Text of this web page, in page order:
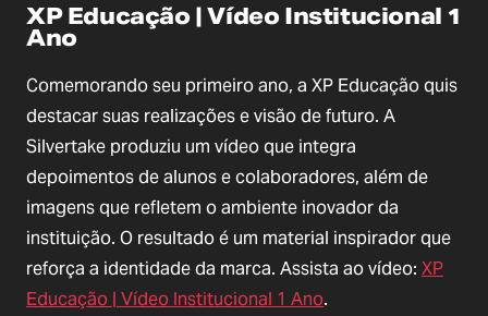
XP Educação | Vídeo Institucional 1
Ano
Comemorando seu primeiro ano, a XP Educação quis
destacar suas realizações e visão de futuro. A
Silvertake produziu um vídeo que integra
depoimentos de alunos e colaboradores, além de
imagens que refletem o ambiente inovador da
instituição. O resultado é um material inspirador que
reforça a identidade da marca. Assista ao vídeo: XP
Educação | Vídeo Institucional 1 Ano.